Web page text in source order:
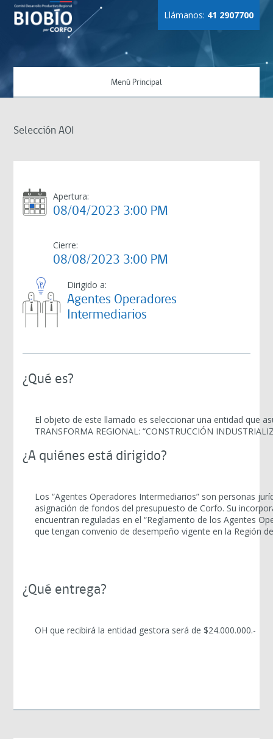
Llámanos: 41 2907700
Menú Principal
Selección AOI
Apertura:
08/04/2023 3:00 PM
Cierre:
08/08/2023 3:00 PM
Dirigido a:
Agentes Operadores
Intermediarios
¿Qué es?
El objeto de este llamado es seleccionar una entidad que
TRANSFORMA REGIONAL: “CONSTRUCCIÓN
¿A quiénes está dirigido?
Los “Agentes Operadores Intermediarios” son personas
asignación de fondos del presupuesto de Corfo. Su
encuentran reguladas en el “Reglamento de los Agentes
que tengan convenio de desempeño vigente en la Región
¿Qué entrega?
OH que recibirá la entidad gestora será de $24.000.000.-